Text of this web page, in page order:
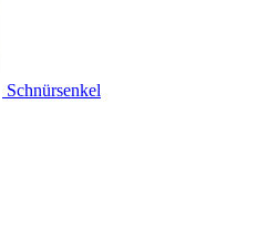
Schnürsenkel